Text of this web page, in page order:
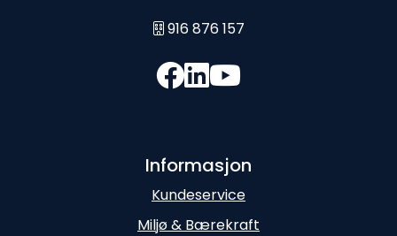
916 876 157
Informasjon
Kundeservice
Miljø & Bærekraft